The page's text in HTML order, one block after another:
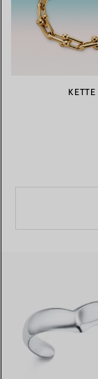
KETTE